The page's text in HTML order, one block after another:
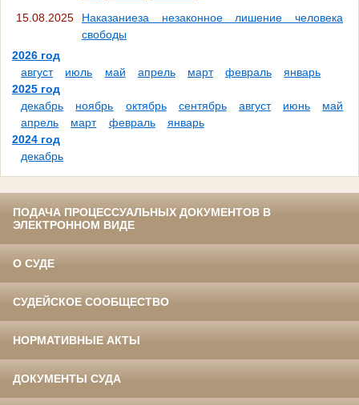
15.08.2025
Наказаниеза незаконное лишение человека
свободы
2026 год
август
июль май апрель март февраль
январь
2025 год
декабрь
ноябрь октябрь сентябрь август июнь
май
апрель
март февраль
январь
2024 год
декабрь
ПОДАЧА ПРОЦЕССУАЛЬНЫХ ДОКУМЕНТОВ В
ЭЛЕКТРОННОМ ВИДЕ
О СУДЕ
СУДЕЙСКОЕ СООБЩЕСТВО
НОРМАТИВНЫЕ АКТЫ
ДОКУМЕНТЫ СУДА